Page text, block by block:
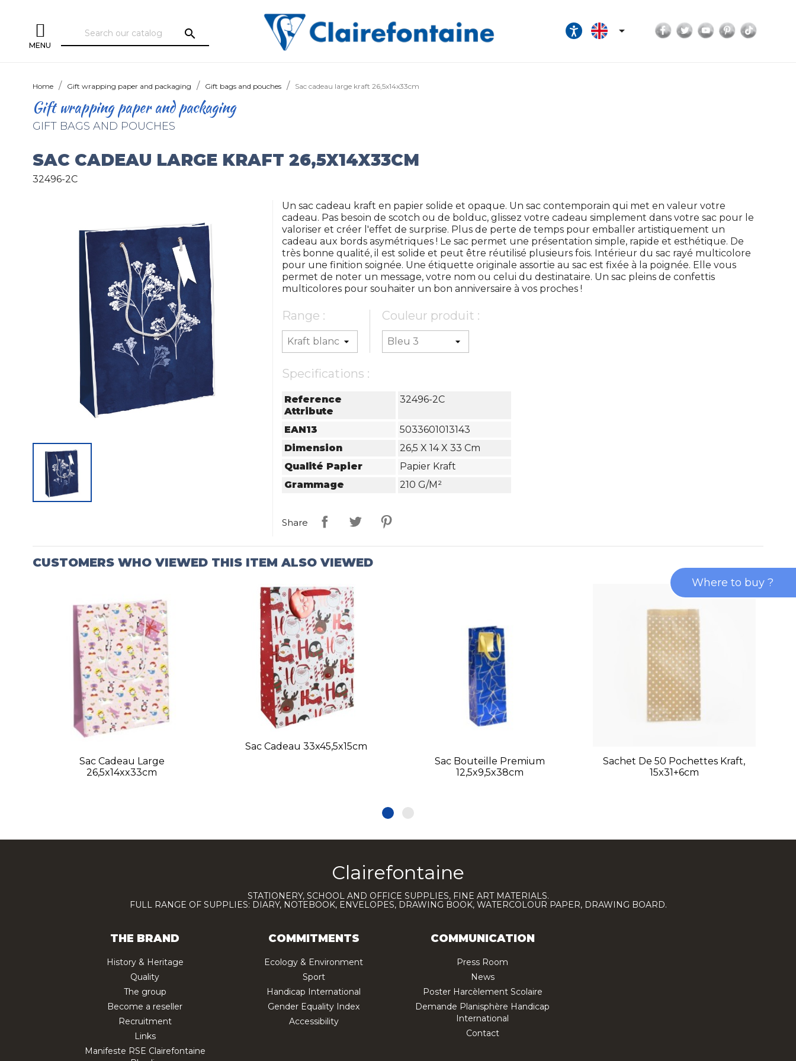
MENU
search  Facebook
TwitterYouTubePinterest
Home Gift wrapping paper and packaging Gift bags and pouches Sac cadeau large kraft 26,5x14x33cm
Gift wrapping paper and packaging
GIFT BAGS AND POUCHES
SAC CADEAU LARGE KRAFT 26,5X14X33CM
32496-2C
Un sac cadeau kraft en papier solide et opaque. Un sac contemporain qui met en valeur votre
cadeau. Pas besoin de scotch ou de bolduc, glissez votre cadeau simplement dans votre sac pour le
valoriser et créer l'effet de surprise. Plus de perte de temps pour emballer artistiquement un
cadeau aux bords asymétriques ! Le sac permet une présentation simple, rapide et esthétique. De
très bonne qualité, il est solide et peut être réutilisé plusieurs fois. Intérieur du sac rayé multicolore
pour une finition soignée. Une étiquette originale assortie au sac est fixée à la poignée. Elle vous
permet de noter un message, votre nom ou celui du destinataire. Un sac pleins de confettis
multicolores pour souhaiter un bon anniversaire à vos proches !
Range : Couleur produit :
Specifications :
Reference
Attribute
32496-2C
EAN13
5033601013143
Dimension
26,5 X 14 X 33 Cm
Qualité Papier
Papier Kraft
Grammage
210 G/m²
Share
CUSTOMERS WHO VIEWED THIS ITEM ALSO VIEWED
Sac Cadeau Large
26,5x14xx33cm
Sac Cadeau 33x45,5x15cm
Sac Bouteille Premium
12,5x9,5x38cm
Sachet De 50 Pochettes Kraft,
15x31+6cm
Clairefontaine
STATIONERY, SCHOOL AND OFFICE SUPPLIES, FINE ART MATERIALS.
FULL RANGE OF SUPPLIES: DIARY, NOTEBOOK, ENVELOPES, DRAWING BOOK, WATERCOLOUR PAPER, DRAWING BOARD.
THE BRAND
History & Heritage
Quality
The group
Become a reseller
Recruitment
Links
Manifeste RSE Clairefontaine
COMMITMENTS
Ecology & Environment
Sport
Handicap International
Gender Equality Index
Accessibility
COMMUNICATION
Press Room
News
Poster Harcèlement Scolaire
Demande Planisphère Handicap
International
Contact
Where to buy ?